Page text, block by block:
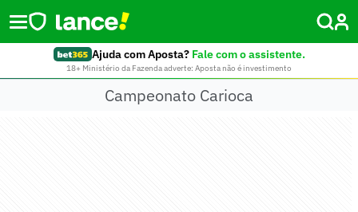
Ajuda com Aposta? Fale com o assistente.
18+ Ministério da Fazenda adverte: Aposta não é investimento
Campeonato Carioca